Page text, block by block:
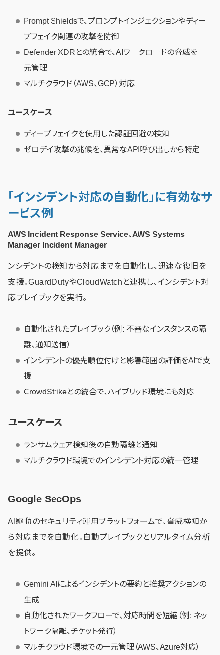
Prompt Shieldsで、プロンプトインジェクションやディー
プフェイク関連の攻撃を防御
Defender XDRとの統合で、AIワークロードの脅威を一
元管理
マルチクラウド（AWS、GCP）対応
ユースケース
ディープフェイクを使用した認証回避の検知
ゼロデイ攻撃の兆候を、異常なAPI呼び出しから特定
「インシデント対応の自動化」に有効なサ
ービス例
AWS Incident Response Service、AWS Systems
Manager Incident Manager
ンシデントの検知から対応までを自動化し、迅速な復旧を
支援。GuardDutyやCloudWatchと連携し、インシデント対
応プレイブックを実行。
自動化されたプレイブック（例: 不審なインスタンスの隔
離、通知送信）
インシデントの優先順位付けと影響範囲の評価をAIで支
援
CrowdStrikeとの統合で、ハイブリッド環境にも対応
ユースケース
ランサムウェア検知後の自動隔離と通知
マルチクラウド環境でのインシデント対応の統一管理
Google SecOps
AI駆動のセキュリティ運用プラットフォームで、脅威検知か
ら対応までを自動化。自動プレイブックとリアルタイム分析
を提供。
Gemini AIによるインシデントの要約と推奨アクションの
生成
自動化されたワークフローで、対応時間を短縮（例: ネッ
トワーク隔離、チケット発行）
マルチクラウド環境での一元管理（AWS、Azure対応）